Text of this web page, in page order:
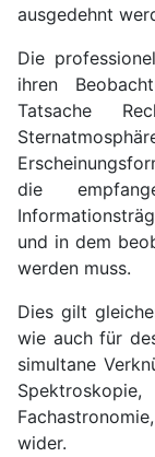
ausgedehnt
Die
ihren
Tatsache
die
und in dem
werden muss.
Dies gilt
wie auch für
simultane
wider.